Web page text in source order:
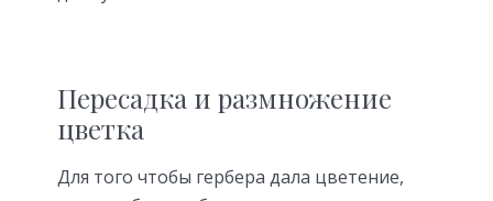
Пересадка и размножение
цветка
Для того чтобы гербера дала цветение,